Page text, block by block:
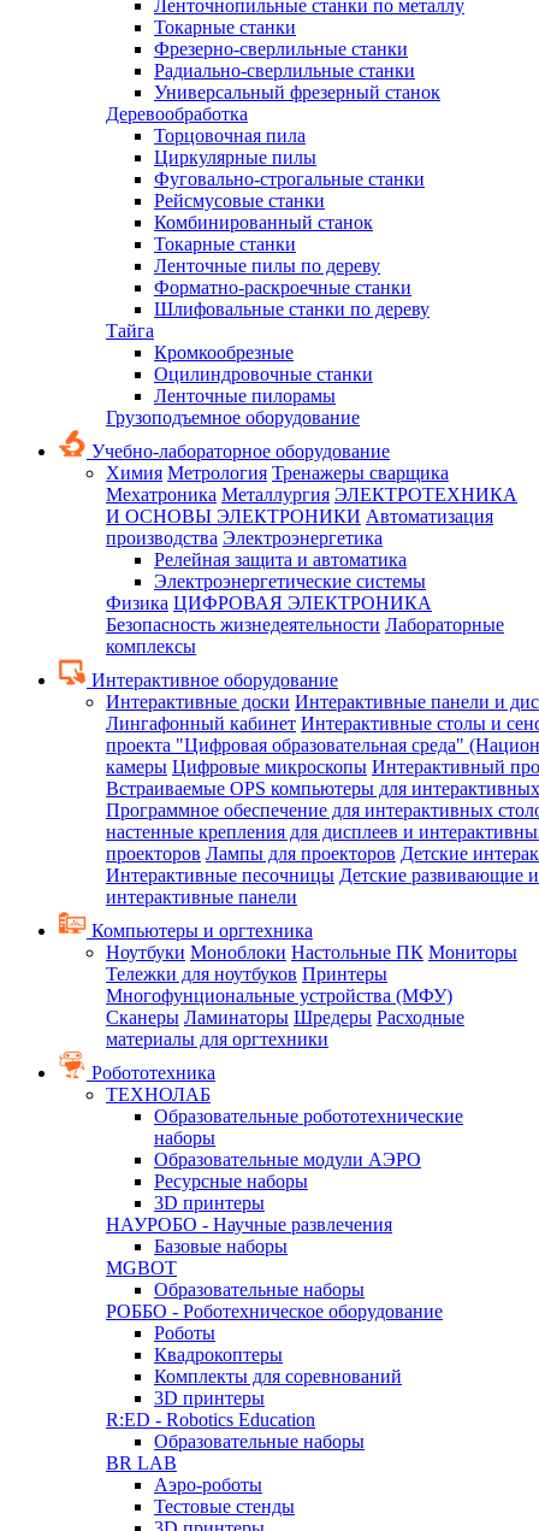
Ленточнопильные станки по металлу
Токарные станки
Фрезерно-сверлильные станки
Радиально-сверлильные станки
Универсальный фрезерный станок
Деревообработка
Торцовочная пила
Циркулярные пилы
Фуговально-строгальные станки
Рейсмусовые станки
Комбинированный станок
Токарные станки
Ленточные пилы по дереву
Форматно-раскроечные станки
Шлифовальные станки по дереву
Тайга
Кромкообрезные
Оцилиндровочные станки
Ленточные пилорамы
Грузоподъемное оборудование
Учебно-лабораторное оборудование
Химия Метрология Тренажеры сварщика
Мехатроника Металлургия ЭЛЕКТРОТЕХНИКА
И ОСНОВЫ ЭЛЕКТРОНИКИ Автоматизация
производства Электроэнергетика
Релейная защита и автоматика
Электроэнергетические системы
Физика ЦИФРОВАЯ ЭЛЕКТРОНИКА
Безопасность жизнедеятельности Лабораторные
комплексы
Интерактивное оборудование
Интерактивные доски Интерактивные панели и
Лингафонный кабинет Интерактивные столы и
проекта "Цифровая образовательная среда"
камеры Цифровые микроскопы Интерактивный
Встраиваемые OPS компьютеры для
Программное обеспечение для интерактивных
настенные крепления для дисплеев и
проекторов Лампы для проекторов Детские
Интерактивные песочницы Детские развивающие
интерактивные панели
Компьютеры и оргтехника
Ноутбуки Моноблоки Настольные ПК Мониторы
Тележки для ноутбуков Принтеры
Многофунциональные устройства (МФУ)
Сканеры Ламинаторы Шредеры Расходные
материалы для оргтехники
Робототехника
ТЕХНОЛАБ
Образовательные робототехнические
наборы
Образовательные модули АЭРО
Ресурсные наборы
3D принтеры
НАУРОБО - Научные развлечения
Базовые наборы
MGBOT
Образовательные наборы
РОББО - Роботехническое оборудование
Роботы
Квадрокоптеры
Комплекты для соревнований
3D принтеры
R:ED - Robotics Education
Образовательные наборы
BR LAB
Аэро-роботы
Тестовые стенды